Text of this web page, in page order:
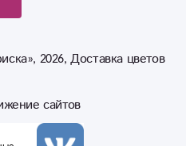
2026, Доставка цветов
сайтов